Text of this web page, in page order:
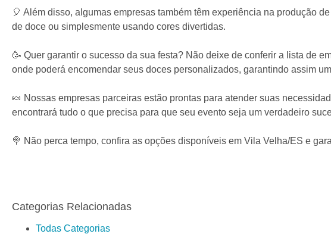
🎈 Além disso, algumas empresas também têm experiência na produção
de doce ou simplesmente usando cores divertidas.
🥳 Quer garantir o sucesso da sua festa? Não deixe de conferir a lista de
onde poderá encomendar seus doces personalizados, garantindo assim
🍬 Nossas empresas parceiras estão prontas para atender suas
encontrará tudo o que precisa para que seu evento seja um verdadeiro
🍭 Não perca tempo, confira as opções disponíveis em Vila Velha/ES e
Categorias Relacionadas
Todas Categorias